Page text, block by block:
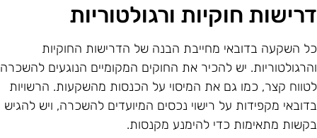
חוקיות ורגולטוריות
השקעה בדובאי מחייבת הבנה של הדרישות החוקיות
יש להכיר את החוקים המקומיים הנוגעים להשכרה
קצר, כמו גם את המיסוי על הכנסות מהשקעות. הרשויות
מקפידות על רישוי נכסים המיועדים להשכרה, ויש להגיש
מתאימות כדי להימנע מקנסות.